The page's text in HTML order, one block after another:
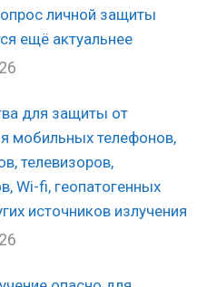
личной защиты
ещё актуальнее
для защиты от
мобильных телефонов,
телевизоров,
Wi-fi, геопатогенных
источников излучения